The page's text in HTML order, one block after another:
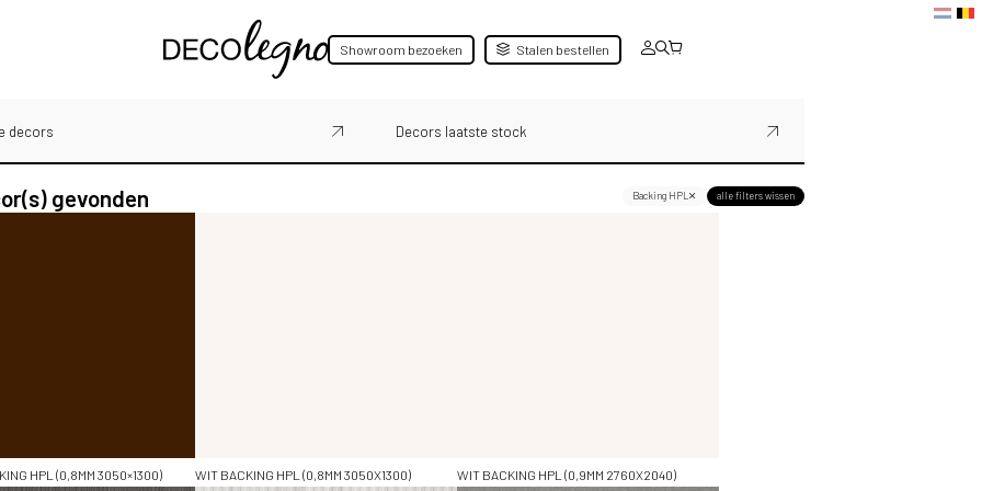
Showroom bezoeken Stalen bestellen
decors Decors laatste stock
gevonden Backing HPL alle filters wissen
HPL (0,8MM 3050×1300) WIT BACKING HPL (0,8MM 3050X1300) WIT BACKING HPL (0,9MM 2760X2040)